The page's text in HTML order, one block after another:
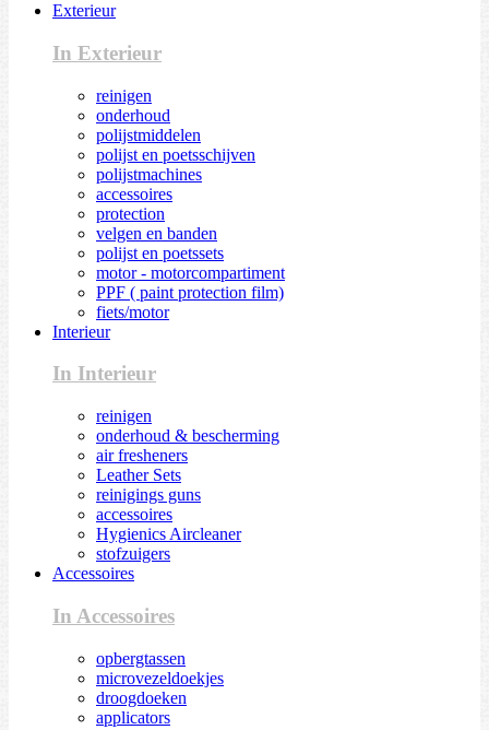
Exterieur
In Exterieur
reinigen
onderhoud
polijstmiddelen
polijst en poetsschijven
polijstmachines
accessoires
protection
velgen en banden
polijst en poetssets
motor - motorcompartiment
PPF ( paint protection film)
fiets/motor
Interieur
In Interieur
reinigen
onderhoud & bescherming
air fresheners
Leather Sets
reinigings guns
accessoires
Hygienics Aircleaner
stofzuigers
Accessoires
In Accessoires
opbergtassen
microvezeldoekjes
droogdoeken
applicators